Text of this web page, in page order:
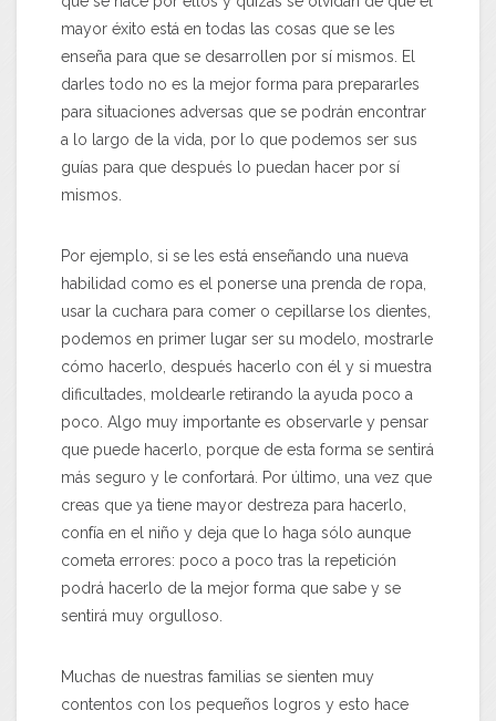
mayor éxito está en todas las cosas que se les
enseña para que se desarrollen por sí mismos. El
darles todo no es la mejor forma para prepararles
para situaciones adversas que se podrán encontrar
a lo largo de la vida, por lo que podemos ser sus
guías para que después lo puedan hacer por sí
mismos.
Por ejemplo, si se les está enseñando una nueva
habilidad como es el ponerse una prenda de ropa,
usar la cuchara para comer o cepillarse los dientes,
podemos en primer lugar ser su modelo, mostrarle
cómo hacerlo, después hacerlo con él y si muestra
dificultades, moldearle retirando la ayuda poco a
poco. Algo muy importante es observarle y pensar
que puede hacerlo, porque de esta forma se sentirá
más seguro y le confortará. Por último, una vez que
creas que ya tiene mayor destreza para hacerlo,
confía en el niño y deja que lo haga sólo aunque
cometa errores: poco a poco tras la repetición
podrá hacerlo de la mejor forma que sabe y se
sentirá muy orgulloso.
Muchas de nuestras familias se sienten muy
contentos con los pequeños logros y esto hace